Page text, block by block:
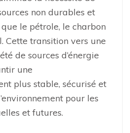
non durables et
le pétrole, le charbon
Cette transition vers une
de sources d’énergie
une
plus stable, sécurisé et
pour les
et futures.